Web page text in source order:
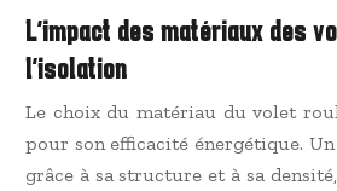
L’impact des matériaux des
l’isolation
Le choix du matériau du volet
pour son efficacité énergétique.
grâce à sa structure et à sa